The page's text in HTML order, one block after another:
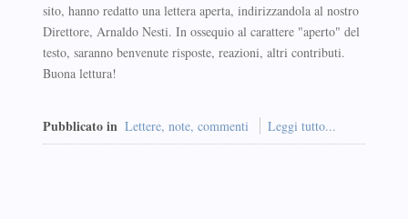
sito, hanno redatto una lettera aperta, indirizzandola al nostro
Direttore, Arnaldo Nesti. In ossequio al carattere "aperto" del
testo, saranno benvenute risposte, reazioni, altri contributi.
Buona lettura!
Pubblicato in Lettere, note, commenti Leggi tutto...